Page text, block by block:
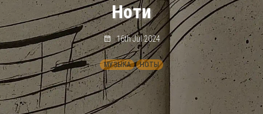
Ноти
16th Jul 2024
МУЗЫКА НОТЫ